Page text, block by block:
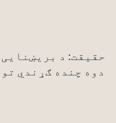
حقیقت: د
دوه چنده ګړندي